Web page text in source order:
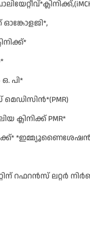
പി*
ക്ലിനിക്ക് PMR*
റഫറൻസ് ലറ്റർ